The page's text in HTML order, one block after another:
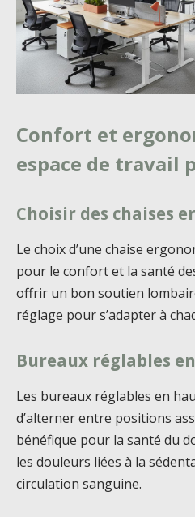
Confort et
espace de travail
Choisir des chaises
Le choix d’une chaise
pour le confort et la santé
offrir un bon soutien
réglage pour s’adapter à
Bureaux réglables
Les bureaux réglables en
d’alterner entre positions
bénéfique pour la santé du
les douleurs liées à la
circulation sanguine.